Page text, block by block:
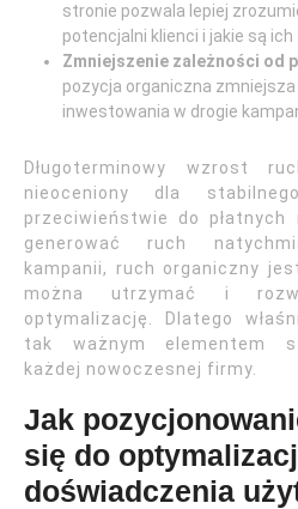
stronie pozwala lepiej
potencjalni klienci i jakie są
Zmniejszenie zależności od
pozycja organiczna zmniejsza
inwestowania w drogie
Długoterminowy wzrost
nieoceniony dla
przeciwieństwie do
generować ruch
kampanii, ruch organiczny
można utrzymać i
optymalizację. Dlatego
tak ważnym elementem
każdej nowoczesnej firmy.
Jak
się do
doświadczenia